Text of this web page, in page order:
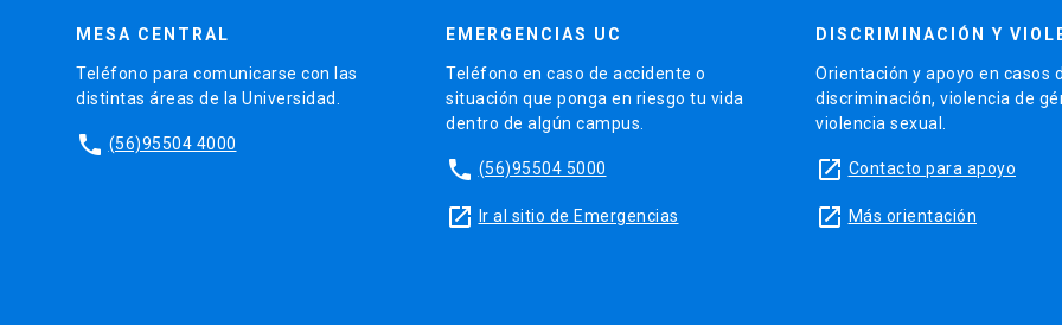
MESA CENTRAL
Teléfono para comunicarse con las
distintas áreas de la Universidad.
phone (56)95504 4000
EMERGENCIAS UC
Teléfono en caso de accidente o
situación que ponga en riesgo tu vida
dentro de algún campus.
phone (56)95504 5000
launch Ir al sitio de Emergencias
DISCRIMINACIÓN Y
Orientación y apoyo en casos
discriminación, violencia de
violencia sexual.
launch Contacto para apoyo
launch Más orientación